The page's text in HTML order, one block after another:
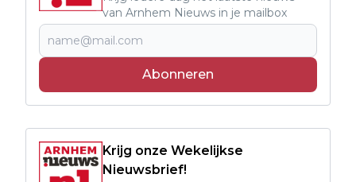
van Arnhem Nieuws in je mailbox
Abonneren
Krijg onze Wekelijkse
Nieuwsbrief!